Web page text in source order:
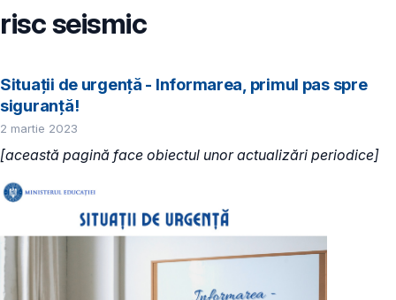
risc seismic
Situații de urgență - Informarea, primul pas spre
siguranță!
2 martie 2023
[această pagină face obiectul unor actualizări periodice]